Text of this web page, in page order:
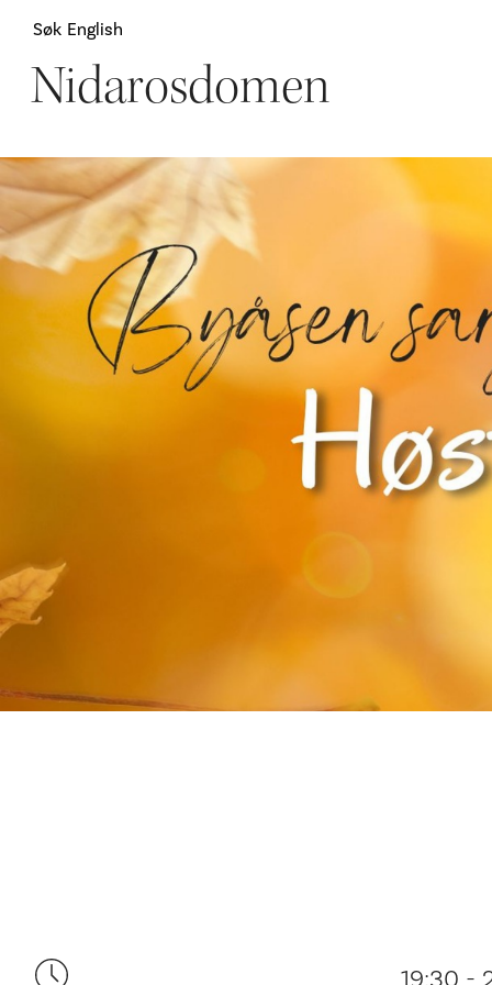
Søk English
Nidarosdomen
19:30 -